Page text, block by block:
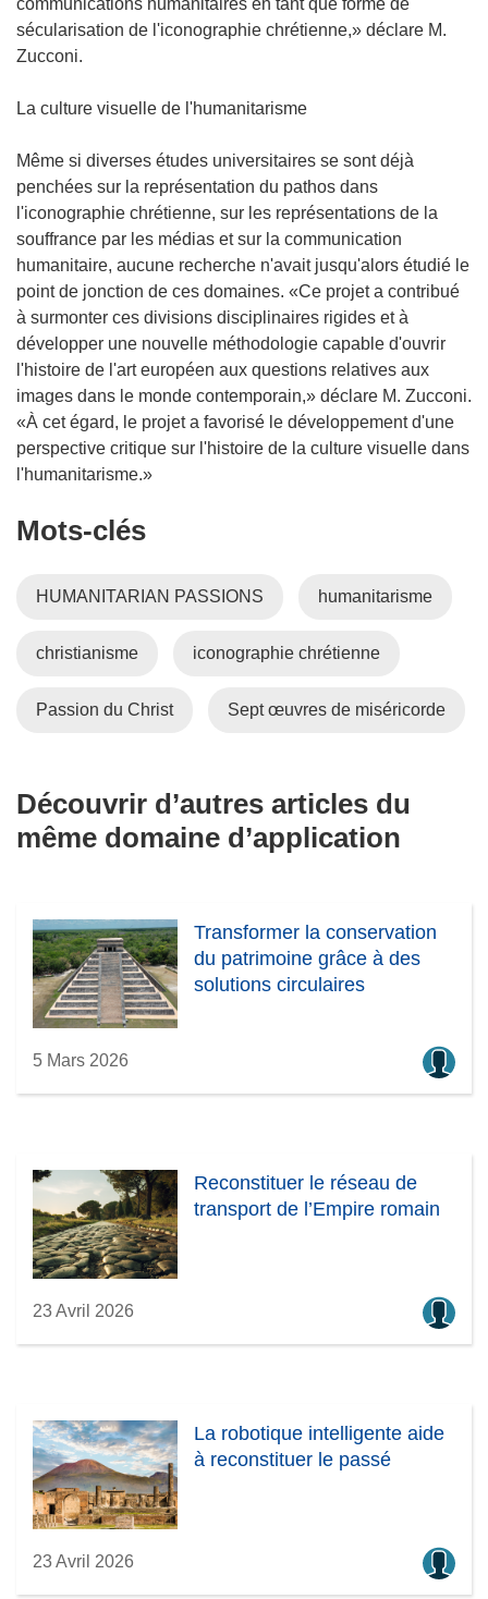
communications humanitaires en tant que forme de
sécularisation de l'iconographie chrétienne,» déclare M.
Zucconi.
La culture visuelle de l'humanitarisme
Même si diverses études universitaires se sont déjà
penchées sur la représentation du pathos dans
l'iconographie chrétienne, sur les représentations de la
souffrance par les médias et sur la communication
humanitaire, aucune recherche n'avait jusqu'alors étudié le
point de jonction de ces domaines. «Ce projet a contribué
à surmonter ces divisions disciplinaires rigides et à
développer une nouvelle méthodologie capable d'ouvrir
l'histoire de l'art européen aux questions relatives aux
images dans le monde contemporain,» déclare M. Zucconi.
«À cet égard, le projet a favorisé le développement d'une
perspective critique sur l'histoire de la culture visuelle dans
l'humanitarisme.»
Mots‑clés
HUMANITARIAN PASSIONS humanitarisme
christianisme iconographie chrétienne
Passion du Christ Sept œuvres de miséricorde
Découvrir d’autres articles du
même domaine d’application
Transformer la conservation
du patrimoine grâce à des
solutions circulaires
5 Mars 2026
Reconstituer le réseau de
transport de l’Empire romain
23 Avril 2026
La robotique intelligente aide
à reconstituer le passé
23 Avril 2026